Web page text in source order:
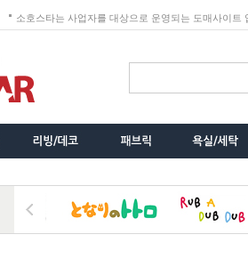
소호스타는 사업자를 대상으로 운영되는 도매사이트